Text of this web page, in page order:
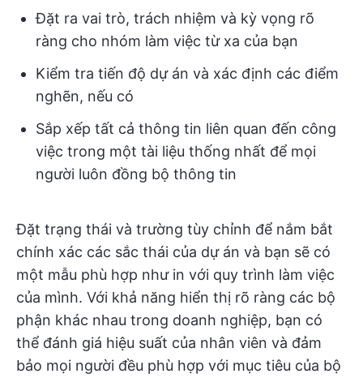
Đặt ra vai trò, trách nhiệm và kỳ vọng rõ
ràng cho nhóm làm việc từ xa của bạn
Kiểm tra tiến độ dự án và xác định các điểm
nghẽn, nếu có
Sắp xếp tất cả thông tin liên quan đến công
việc trong một tài liệu thống nhất để mọi
người luôn đồng bộ thông tin
Đặt trạng thái và trường tùy chỉnh để nắm bắt
chính xác các sắc thái của dự án và bạn sẽ có
một mẫu phù hợp như in với quy trình làm việc
của mình. Với khả năng hiển thị rõ ràng các bộ
phận khác nhau trong doanh nghiệp, bạn có
thể đánh giá hiệu suất của nhân viên và đảm
bảo mọi người đều phù hợp với mục tiêu của bộ